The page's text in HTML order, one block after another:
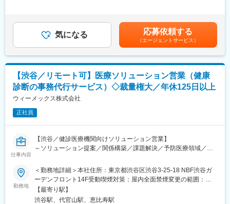
（テレアポ不要）
・顧客の課題をヒアリングし、最適なソリューションを設計
・人事・産業医など関係者との折衝、導入プロジェクトの推進
入社後は座学研修や営業同行で業務理解を深め、2ヶ月目以降は担
当営業として活動開始。
メンタルヘルスや労働安全衛生法などの知識を活かし、課題解決
型の提案力を発揮できる方を求めています。
■業務の魅力
営業活動に加え、サービス企画や開発に関わるチャンスがありま
す。市場拡大が続くメンタルヘルス分野で、顧客課題を起点に新
しい価値を生み出す経験が積める点が特徴です。
主体性を持ち、スピード感ある環境で挑戦できます。
■働く環境
PHCホールディングスの一員として、安定した基盤と成長性を兼
ね備えた環境です。
電子カルテや医事コンピューターで国内トップクラスのシェアを
詳細は、経験・年齢を考慮し当社規定により決定※インセンティブ
あり※ご経験やご希望を踏まえ、管理職相当（管理監督者）として
採用する場合あり■賞与：年1回（7月）■昇給：ミッショングレー
ド制度による変更あり賃金はあくまでも目安の金額であり、選考
を通じて上下する可能性があります。月給(月額)は固定手当を含め
た表記です。
気になる 応募依頼する
（エージェントサービス）
【渋谷／リモート可】医療ソリューション営業（健康
診断の事務代行サービス）◇裁量権大／年休125日以上
ウィーメックス株式会社
正社員
仕事内容
【渋谷／健診医療機関向けソリューション営業】
～ソリューション提案／関係構築／課題解決／予防医療領域／事
■ミッション
全国3,000件の健診医療機関と連携し、健診事務代行や予防医療サ
ービスの提案を通じて事業拡大を担うポジションです。
勤務地
＜勤務地詳細＞本社住所：東京都渋谷区渋谷3-25-18 NBF渋谷ガ
ーデンフロント14F受動喫煙対策：屋内全面禁煙変更の範囲：会
社の定める事業所（リモートワーク含む）
【最寄り駅】
渋谷駅、代官山駅、恵比寿駅